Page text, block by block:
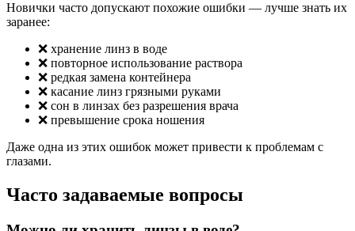
Новички часто допускают похожие ошибки — лучше знать их
заранее:
❌ хранение линз в воде
❌ повторное использование раствора
❌ редкая замена контейнера
❌ касание линз грязными руками
❌ сон в линзах без разрешения врача
❌ превышение срока ношения
Даже одна из этих ошибок может привести к проблемам с
глазами.
Часто задаваемые вопросы